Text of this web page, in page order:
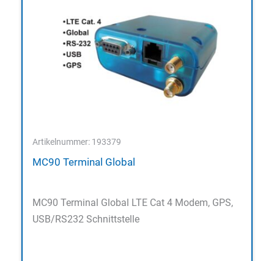
Artikelnummer: 193379
MC90 Terminal Global
MC90 Terminal Global LTE Cat 4 Modem, GPS,
USB/RS232 Schnittstelle